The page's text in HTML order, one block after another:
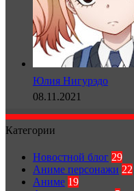
Юлия Нигурэдо
08.11.2021
Категории
Новостной блог 29
Аниме персонажи 22
Аниме 19